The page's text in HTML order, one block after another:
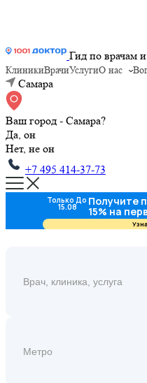
Гид по врачам
КлиникиВрачиУслугиО нас
Самара
Ваш город - Самара?
Да, он
Нет, не он
+7 495 414-37-73
Только До
15.08 Получите
15% на